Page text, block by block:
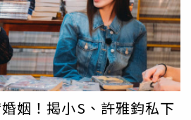
在心真的定到不行，就算我現在把
也完全沒感覺了吧？」沒想到一旁
「妳不行，可能林襄可以！」神來
讓小S當場氣到跳腳狂吼：「妳去
我去上林襄節目！」東森綜
不熙娣》。
是照著講。」小S也秒接：「總之
到金鐘獎，小S分享當時在典禮現
「加油，妳主持得很好。」但當時
眼神默默點頭，讓小S一度驚訝對
連忙解釋，當時自己正處於極
就要進行入圍主持人的串訪，根本
姻！揭小S、許雅鈞私下